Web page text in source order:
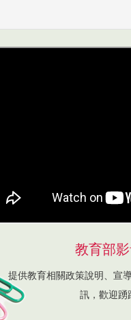
教育部
提供教育相關政策說明、宣
訊，歡迎踴